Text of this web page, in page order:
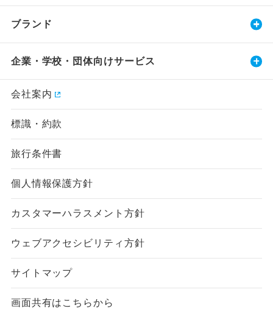
ブランド
企業・学校・団体向けサービス
会社案内
標識・約款
旅行条件書
個人情報保護方針
カスタマーハラスメント方針
ウェブアクセシビリティ方針
サイトマップ
画面共有はこちらから